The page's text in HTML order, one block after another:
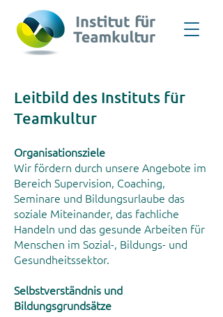
Leitbild des Instituts für
Teamkultur
Organisationsziele
Wir fördern durch unsere Angebote im
Bereich Supervision, Coaching,
Seminare und Bildungsurlaube das
soziale Miteinander, das fachliche
Handeln und das gesunde Arbeiten für
Menschen im Sozial-, Bildungs- und
Gesundheitssektor.
Selbstverständnis und
Bildungsgrundsätze